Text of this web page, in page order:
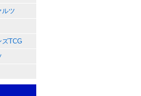
ルツ
ズTCG